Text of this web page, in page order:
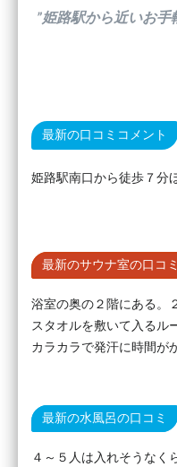
”姫路駅から近いお手
最新の口コミコメント
姫路駅南口から徒歩７分
最新のサウナ室の口コミ
浴室の奥の２階にある。
スタオルを敷いて入るル
カラカラで発汗に時間が
最新の水風呂の口コミ
４～５人は入れそうなく